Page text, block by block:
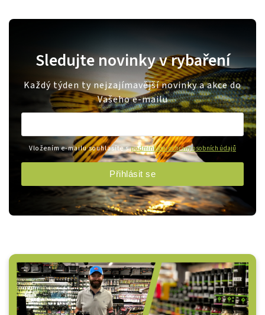
Sledujte novinky v rybaření
Každý týden ty nejzajímavější novinky a akce do
Vašeho e-mailu
Vložením e-mailu souhlasíte spodmínkami ochrany osobních údajů
Přihlásit se